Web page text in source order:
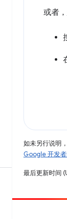
或者
如未另行说明
Google 开发
最后更新时间